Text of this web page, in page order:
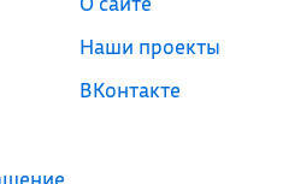
Наши проекты
ВКонтакте